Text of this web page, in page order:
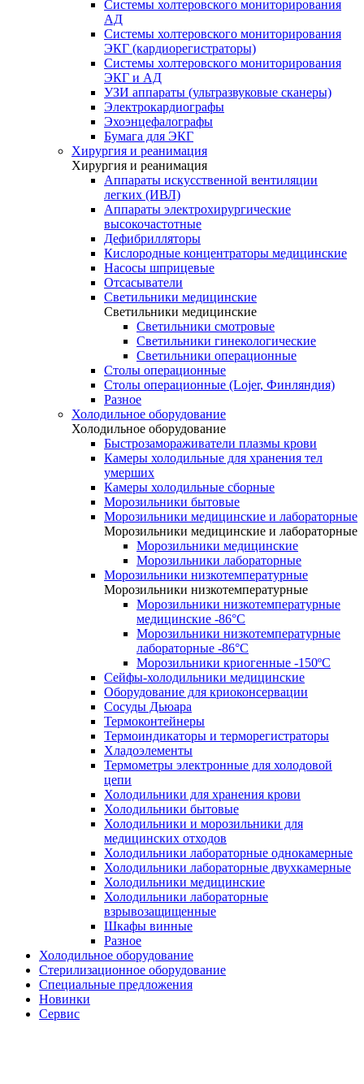
Системы холтеровского мониторирования
АД
Системы холтеровского мониторирования
ЭКГ (кардиорегистраторы)
Системы холтеровского мониторирования
ЭКГ и АД
УЗИ аппараты (ультразвуковые сканеры)
Электрокардиографы
Эхоэнцефалографы
Бумага для ЭКГ
Хирургия и реанимация
Хирургия и реанимация
Аппараты искусственной вентиляции
легких (ИВЛ)
Аппараты электрохирургические
высокочастотные
Дефибрилляторы
Кислородные концентраторы медицинские
Насосы шприцевые
Отсасыватели
Светильники медицинские
Светильники медицинские
Светильники смотровые
Светильники гинекологические
Светильники операционные
Столы операционные
Столы операционные (Lojer, Финляндия)
Разное
Холодильное оборудование
Холодильное оборудование
Быстрозамораживатели плазмы крови
Камеры холодильные для хранения тел
умерших
Камеры холодильные сборные
Морозильники бытовые
Морозильники медицинские и лабораторные
Морозильники медицинские и лабораторные
Морозильники медицинские
Морозильники лабораторные
Морозильники низкотемпературные
Морозильники низкотемпературные
Морозильники низкотемпературные
медицинские -86°С
Морозильники низкотемпературные
лабораторные -86°С
Морозильники криогенные -150ºC
Сейфы-холодильники медицинские
Оборудование для криоконсервации
Сосуды Дьюара
Термоконтейнеры
Термоиндикаторы и терморегистраторы
Хладоэлементы
Термометры электронные для холодовой
цепи
Холодильники для хранения крови
Холодильники бытовые
Холодильники и морозильники для
медицинских отходов
Холодильники лабораторные однокамерные
Холодильники лабораторные двухкамерные
Холодильники медицинские
Холодильники лабораторные
взрывозащищенные
Шкафы винные
Разное
Холодильное оборудование
Стерилизационное оборудование
Специальные предложения
Новинки
Сервис